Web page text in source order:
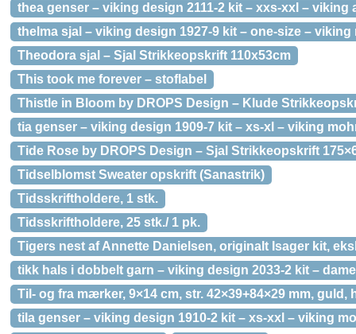
thea genser – viking design 2111-2 kit – xxs-xxl – viking
thelma sjal – viking design 1927-9 kit – one-size –
Theodora sjal – Sjal Strikkeopskrift 110x53cm
This took me forever – stoflabel
Thistle in Bloom by DROPS Design – Klude
tia genser – viking design 1909-7 kit – xs-xl – viking
Tide Rose by DROPS Design – Sjal Strikkeopskrift
Tidselblomst Sweater opskrift (Sanastrik)
Tidsskriftholdere, 1 stk.
Tidsskriftholdere, 25 stk./ 1 pk.
Tigers nest af Annette Danielsen, originalt Isager kit,
tikk hals i dobbelt garn – viking design 2033-2 kit –
Til- og fra mærker, 9×14 cm, str. 42×39+84×29 mm, guld,
tila genser – viking design 1910-2 kit – xs-xxl – viking